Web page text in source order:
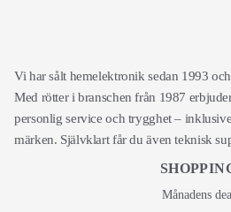
Vi har sålt hemelektronik sedan 1993
Med rötter i branschen från 1987
personlig service och trygghet –
märken. Självklart får du även teknisk
Månadens